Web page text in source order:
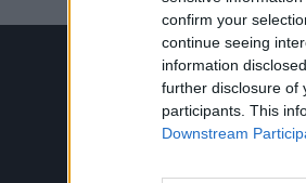
confirm your
continue seeing
information
further disclosure of
participants. This
Downstream